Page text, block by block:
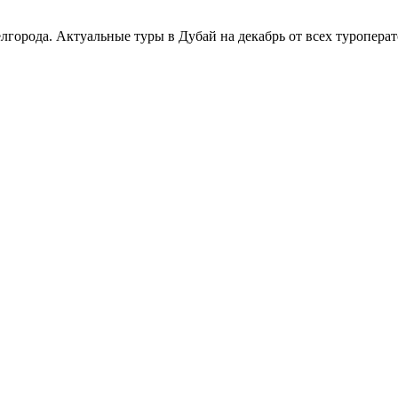
Актуальные туры в Дубай на декабрь от всех